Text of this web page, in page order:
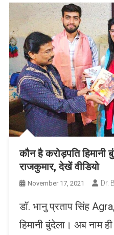
कौन है करोड़पति हिमानी
राजकुमार, देखें वीडियो
November 17, 2021 Dr.
डॉ. भानु प्रताप सिंह
हिमानी बुंदेला। अब नाम